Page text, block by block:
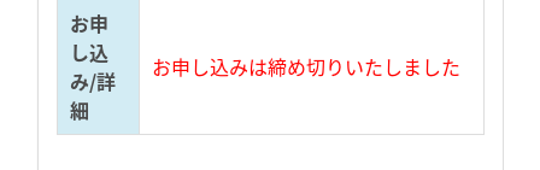
お申
し込
み/詳
細
お申し込みは締め切りいたしました